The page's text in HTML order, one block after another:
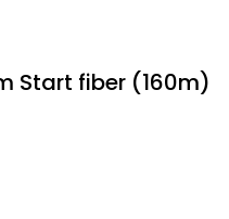
Start fiber (160m)